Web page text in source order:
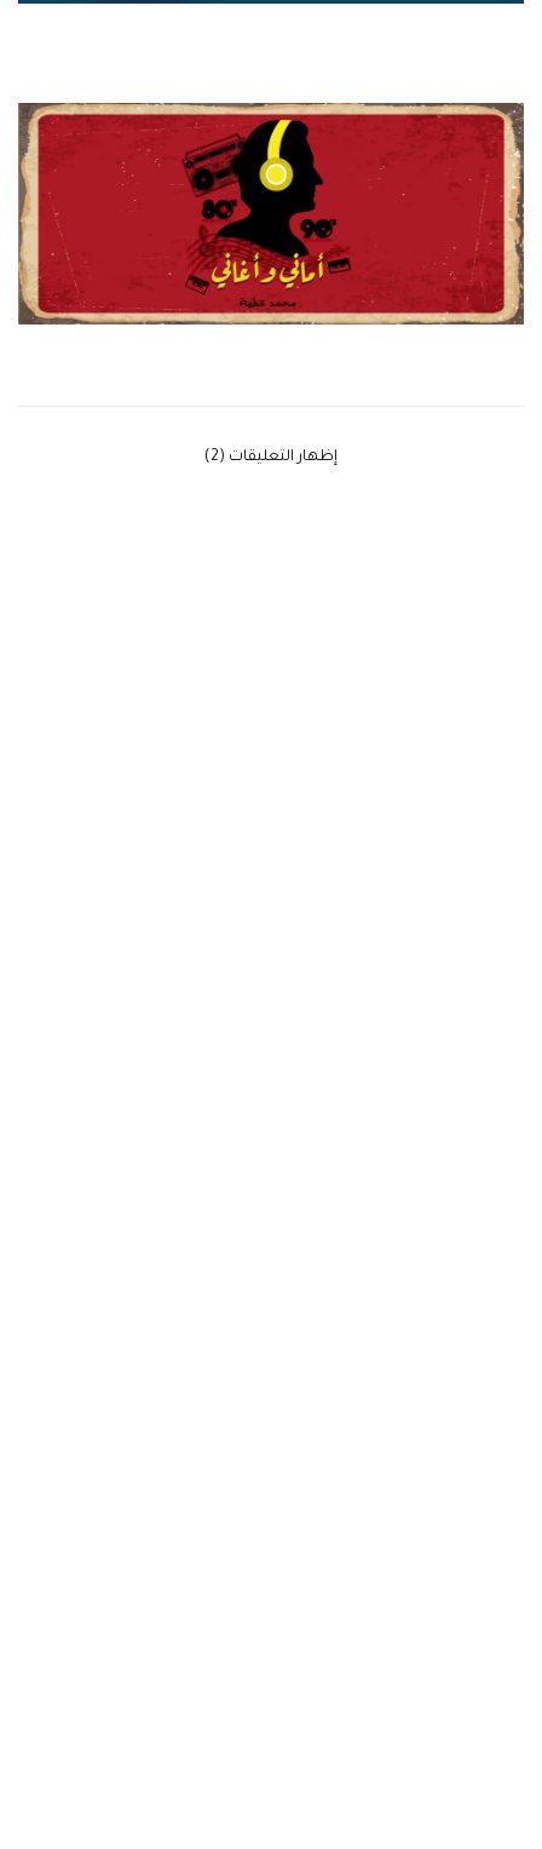
‫إظهار التعليقات (2)